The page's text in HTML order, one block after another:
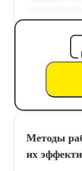
Методы
их